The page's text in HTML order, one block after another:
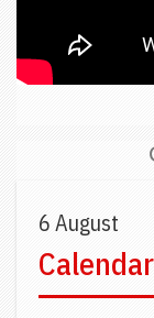
6 August